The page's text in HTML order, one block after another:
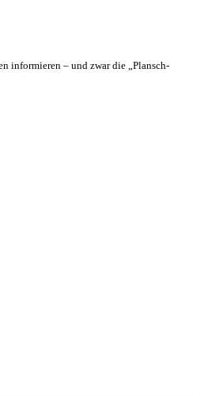
informieren – und zwar die „Plansch-